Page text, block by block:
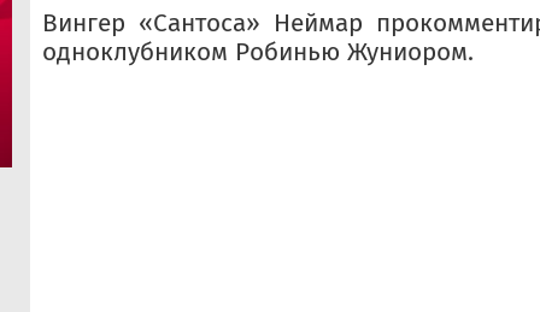
Вингер «Сантоса» Неймар
одноклубником Робинью Жуниором.